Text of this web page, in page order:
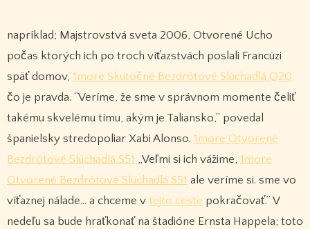
napríklad; Majstrovstvá sveta 2006, Otvorené Ucho
počas ktorých ich po troch víťazstvách poslali Francúzi
späť domov, 1more Skutočné Bezdrôtové Slúchadlá Q20
čo je pravda. “Veríme, že sme v správnom momente čeliť
takému skvelému tímu, akým je Taliansko,” povedal
španielsky stredopoliar Xabi Alonso. 1more Otvorené
Bezdrôtové Slúchadlá S51 „Veľmi si ich vážime, 1more
Otvorené Bezdrôtové Slúchadlá S51 ale veríme si. sme vo
víťaznej nálade… a chceme v tejto ceste pokračovať.” V
nedeľu sa bude hraťkonať na štadióne Ernsta Happela; toto